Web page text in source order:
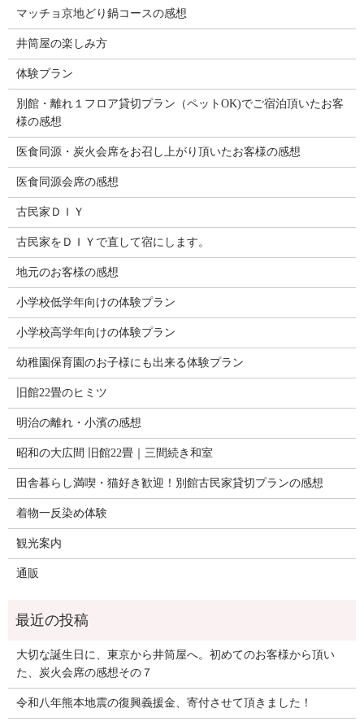
マッチョ京地どり鍋コースの感想
井筒屋の楽しみ方
体験プラン
別館・離れ１フロア貸切プラン（ペットOK)でご宿泊頂いたお客
様の感想
医食同源・炭火会席をお召し上がり頂いたお客様の感想
医食同源会席の感想
古民家ＤＩＹ
古民家をＤＩＹで直して宿にします。
地元のお客様の感想
小学校低学年向けの体験プラン
小学校高学年向けの体験プラン
幼稚園保育園のお子様にも出来る体験プラン
旧館22畳のヒミツ
明治の離れ・小濱の感想
昭和の大広間 旧館22畳｜三間続き和室
田舎暮らし満喫・猫好き歓迎！別館古民家貸切プランの感想
着物一反染め体験
観光案内
通販
大切な誕生日に、東京から井筒屋へ。初めてのお客様から頂い
た、炭火会席の感想その７
令和八年熊本地震の復興義援金、寄付させて頂きました！